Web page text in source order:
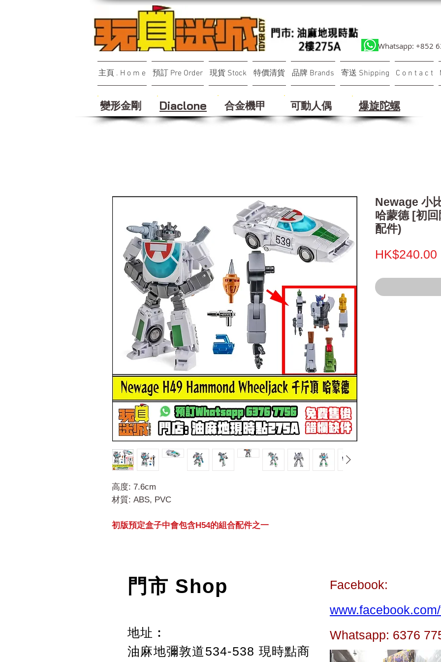
Whatsapp: +852
主頁 . H o m e 預訂 Pre Order 現貨 Stock 特價清貨 品牌 Brands 寄送 Shipping C o n t a c t
變形金剛 Diaclone 合金機甲 可動人偶 ​爆旋陀螺
高度: 7.6cm
材質: ABS, PVC
初版預定盒子中會包含H54的組合配件之一
Newage 小
哈蒙德 [初
配件)
HK$240.00
門市 Shop
地址︰
油麻地彌敦道534-538 現時點商
Facebook:
Whatsapp: 6376